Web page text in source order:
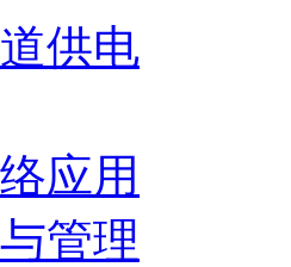
供电
应用
管理